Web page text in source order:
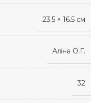
23.5 × 16.5 см
Аліна О.Г.
32